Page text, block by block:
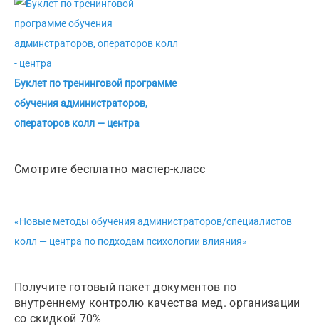
Буклет по тренинговой программе
обучения администраторов,
операторов колл — центра
Смотрите бесплатно мастер-класс
«Новые методы обучения администраторов/специалистов
колл — центра по подходам психологии влияния»
Получите готовый пакет документов по
внутреннему контролю качества мед. организации
со скидкой 70%